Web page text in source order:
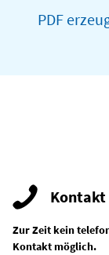
PDF
Kontakt
Zur Zeit kein
Kontakt möglich.